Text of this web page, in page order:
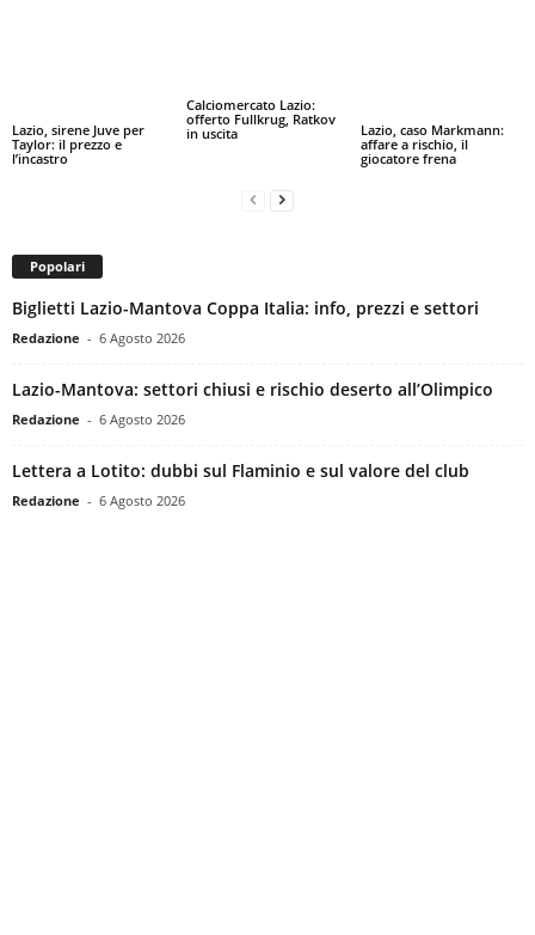
Lazio, sirene Juve per
Taylor: il prezzo e
l’incastro
Calciomercato Lazio:
offerto Fullkrug, Ratkov
in uscita
Lazio, caso Markmann:
affare a rischio, il
giocatore frena
Popolari
Biglietti Lazio-Mantova Coppa Italia: info, prezzi e settori
Redazione - 6 Agosto 2026
Lazio-Mantova: settori chiusi e rischio deserto all’Olimpico
Redazione - 6 Agosto 2026
Lettera a Lotito: dubbi sul Flaminio e sul valore del club
Redazione - 6 Agosto 2026